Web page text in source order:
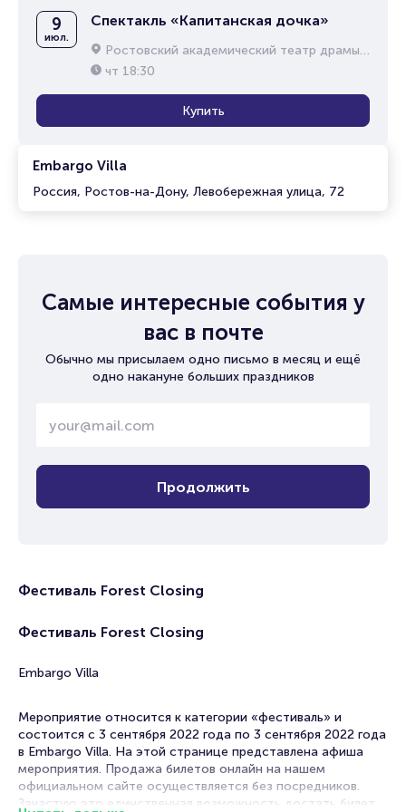
Embargo Villa
Россия, Ростов-на-Дону, Левобережная улица, 72
9
июл.
Спектакль «Капитанская дочка»
Ростовский академический театр драмы им. М.Горького
чт 18:30
Купить
Самые интересные события у
вас в почте
Обычно мы присылаем одно письмо в месяц и ещё
одно накануне больших праздников
Продолжить
Фестиваль Forest Closing
Фестиваль Forest Closing
Embargo Villa
Мероприятие относится к категории «фестиваль» и
состоится с 3 сентября 2022 года по 3 сентября 2022 года
в Embargo Villa. На этой странице представлена афиша
мероприятия. Продажа билетов онлайн на нашем
официальном сайте осуществляется без посредников.
Зачастую это единственная возможность достать билет